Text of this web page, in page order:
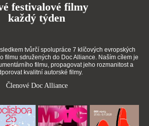
festivalové filmy
každý týden
tvůrčí spolupráce 7 klíčových evropských
filmu sdružených do Doc Alliance. Naším cílem je
filmu, propagovat jeho rozmanitost a
kvalitní autorské filmy.
Členové Doc Alliance